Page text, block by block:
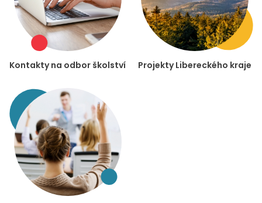
Kontakty na odbor školství Projekty Libereckého kraje